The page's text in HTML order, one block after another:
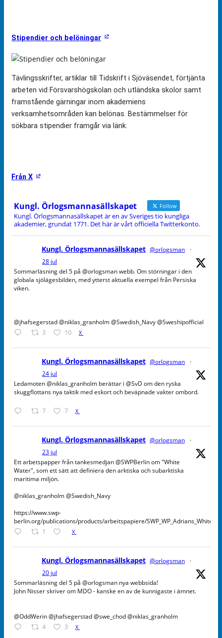
Stipendier och belöningar
Tävlingsskrifter, artiklar till Tidskrift i Sjöväsendet, förtjänta
arbeten vid Försvarshögskolan och utländska skolor samt
framstående gärningar inom akademiens
verksamhetsområden kan belönas. Bestämmelser för
sökbara stipendier framgår via länk.
Från X
Kungl. Örlogsmannasällskapet Follow
Kungl. Örlogsmannasällskapet är en av Sveriges tio kungliga
akademier, grundat 1771. Det här är vårt officiella Twitterkonto.
Kungl. Örlogsmannasällskapet @orlogsman
·
28 jul
Sommarläsning del 5 på @orlogsman webb. Om störningar i den
globala sjölägesbilden, med ytterst aktuella exempel från Persiska
viken.
@jhafsegerstad @niklas_granholm @Swedish_Navy @Sweshipofficial
3 10 X
Kungl. Örlogsmannasällskapet @orlogsman
·
24 jul
Ledamoten @niklas_granholm berättar i @SvD om den ryska
skuggflottans nya taktik med eskort och beväpnade vakter ombord.
7 7 X
Kungl. Örlogsmannasällskapet @orlogsman
·
23 jul
Ett arbetspapper från tankesmedjan @SWPBerlin om "White
Water", som ett sätt att definiera den arktiska och subarktiska
maritima miljön.
@niklas_granholm @Swedish_Navy
https://www.swp-
berlin.org/publications/products/arbeitspapiere/
1 X
Kungl. Örlogsmannasällskapet @orlogsman
·
20 jul
Sommarläsning del 5 på @orlogsman nya webbsida!
John Nisser skriver om MDO - kanske en av de kunnigaste i ämnet.
@OddWerin @jhafsegerstad @swe_chod @niklas_granholm
4 3 X